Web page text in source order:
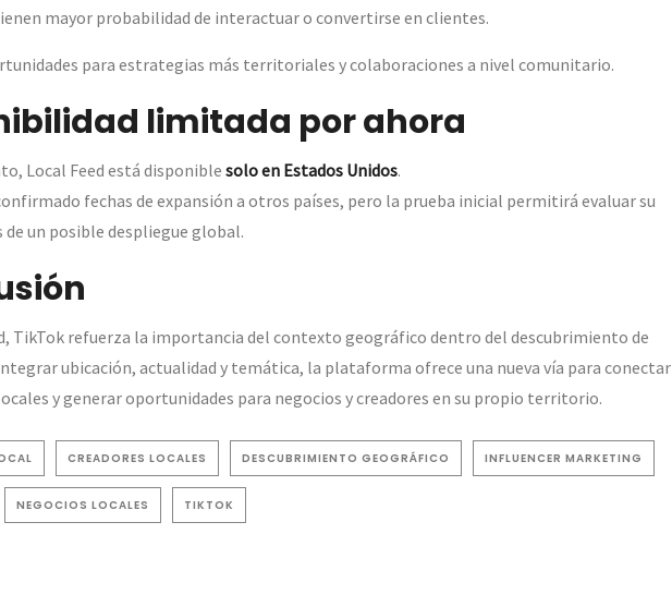
mayor probabilidad de interactuar o convertirse en clientes.
para estrategias más territoriales y colaboraciones a nivel comunitario.
limitada por ahora
Local Feed está disponible solo en Estados Unidos.
fechas de expansión a otros países, pero la prueba inicial permitirá evaluar su
un posible despliegue global.
TikTok refuerza la importancia del contexto geográfico dentro del descubrimiento de
ubicación, actualidad y temática, la plataforma ofrece una nueva vía para conectar
y generar oportunidades para negocios y creadores en su propio territorio.
CREADORES LOCALES DESCUBRIMIENTO GEOGRÁFICO INFLUENCER MARKETING
NEGOCIOS LOCALES TIKTOK